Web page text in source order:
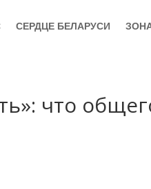
СЕРДЦЕ БЕЛАРУСИ
что